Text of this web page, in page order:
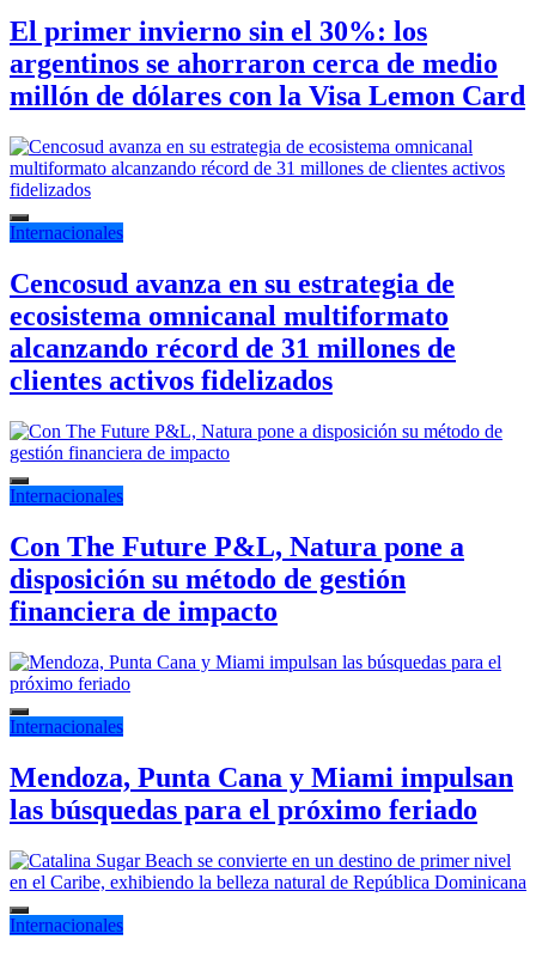
El primer invierno sin el 30%: los
argentinos se ahorraron cerca de medio
millón de dólares con la Visa Lemon Card
Internacionales
Cencosud avanza en su estrategia de
ecosistema omnicanal multiformato
alcanzando récord de 31 millones de
clientes activos fidelizados
Internacionales
Con The Future P&L, Natura pone a
disposición su método de gestión
financiera de impacto
Internacionales
Mendoza, Punta Cana y Miami impulsan
las búsquedas para el próximo feriado
Internacionales